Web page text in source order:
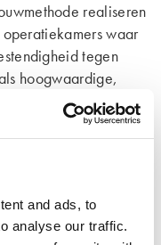
and ads, to
analyse our traffic.
realiseren
waar
tegen
hoogwaardige,
moeten zijn tegen
tijd en het hoge
bij de
te gaan. Door
prefab modulaire
de bouw van